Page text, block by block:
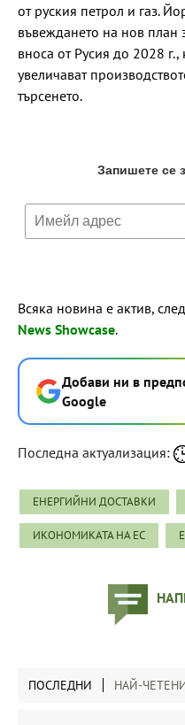
от руския петрол и газ.
въвеждането на нов план
вноса от Русия до 2028
увеличават
търсенето.
Всяка новина е актив,
News Showcase.
Добави ни в
Google
Последна актуализация:
ЕНЕРГИЙНИ ДОСТАВКИ
ИКОНОМИКАТА НА ЕС
ПОСЛЕДНИ НАЙ-